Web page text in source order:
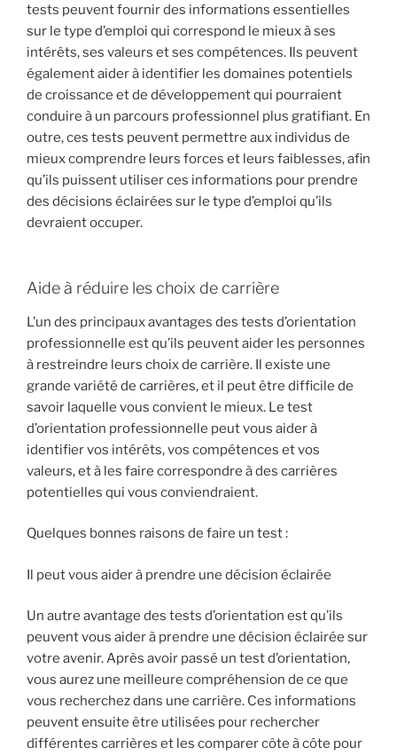
tests peuvent fournir des informations essentielles
sur le type d’emploi qui correspond le mieux à ses
intérêts, ses valeurs et ses compétences. Ils peuvent
également aider à identifier les domaines potentiels
de croissance et de développement qui pourraient
conduire à un parcours professionnel plus gratifiant. En
outre, ces tests peuvent permettre aux individus de
mieux comprendre leurs forces et leurs faiblesses, afin
qu’ils puissent utiliser ces informations pour prendre
des décisions éclairées sur le type d’emploi qu’ils
devraient occuper.
Aide à réduire les choix de carrière
L’un des principaux avantages des tests d’orientation
professionnelle est qu’ils peuvent aider les personnes
à restreindre leurs choix de carrière. Il existe une
grande variété de carrières, et il peut être difficile de
savoir laquelle vous convient le mieux. Le test
d’orientation professionnelle peut vous aider à
identifier vos intérêts, vos compétences et vos
valeurs, et à les faire correspondre à des carrières
potentielles qui vous conviendraient.
Quelques bonnes raisons de faire un test :
Il peut vous aider à prendre une décision éclairée
Un autre avantage des tests d’orientation est qu’ils
peuvent vous aider à prendre une décision éclairée sur
votre avenir. Après avoir passé un test d’orientation,
vous aurez une meilleure compréhension de ce que
vous recherchez dans une carrière. Ces informations
peuvent ensuite être utilisées pour rechercher
différentes carrières et les comparer côte à côte pour